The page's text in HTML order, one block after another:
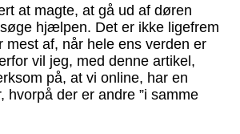
at magte, at gå ud af døren
hjælpen. Det er ikke ligefrem
mest af, når hele ens verden er
vil jeg, med denne artikel,
på, at vi online, har en
hvorpå der er andre ”i samme